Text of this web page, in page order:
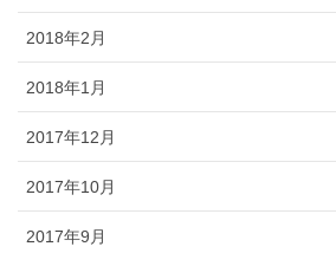
2018年2月
2018年1月
2017年12月
2017年10月
2017年9月